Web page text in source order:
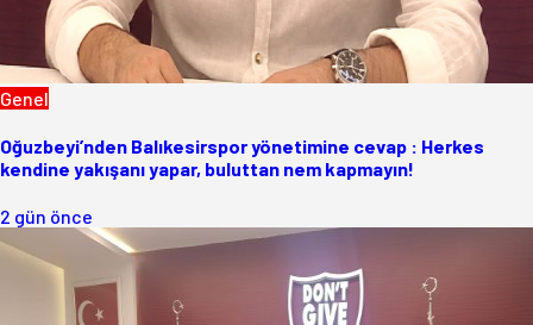
Genel
Oğuzbeyi’nden Balıkesirspor yönetimine cevap : Herkes
kendine yakışanı yapar, buluttan nem kapmayın!
2 gün önce